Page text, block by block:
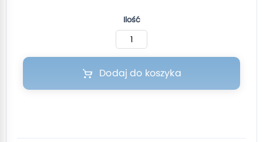
Ilość
Dodaj do koszyka